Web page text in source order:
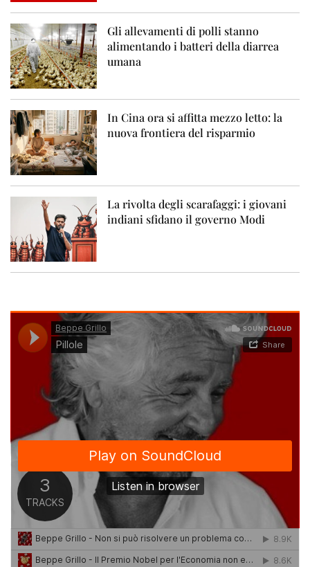
Gli allevamenti di polli stanno
alimentando i batteri della diarrea
umana
In Cina ora si affitta mezzo letto: la
nuova frontiera del risparmio
La rivolta degli scarafaggi: i giovani
indiani sfidano il governo Modi